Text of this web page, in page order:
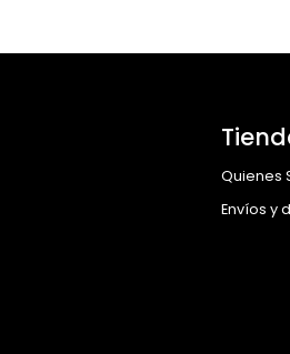
Quienes
Envíos y